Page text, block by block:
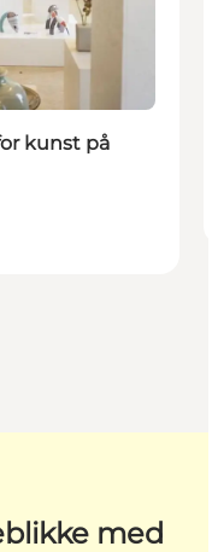
kunst på
med